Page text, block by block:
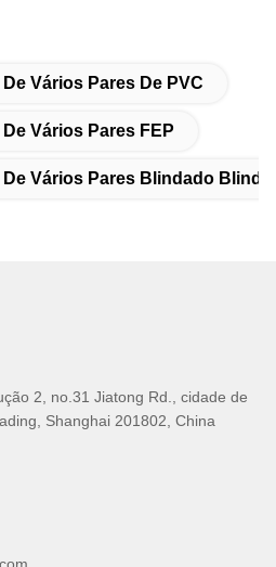
Vários Pares De PVC
Vários Pares FEP
Vários Pares Blindado
2, no.31 Jiatong Rd., cidade de
Shanghai 201802, China